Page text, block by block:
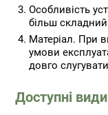
Особливість
більш
Матеріал. При
умови
довго
Доступні види